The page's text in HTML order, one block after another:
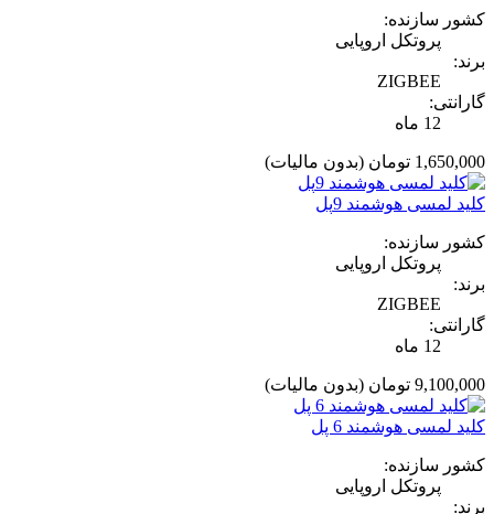
کشور سازنده:
پروتکل اروپایی
برند:
ZIGBEE
گارانتی:
12 ماه
1,650,000 تومان (بدون مالیات)
کلید لمسی هوشمند 9پل
کشور سازنده:
پروتکل اروپایی
برند:
ZIGBEE
گارانتی:
12 ماه
9,100,000 تومان (بدون مالیات)
کلید لمسی هوشمند 6 پل
کشور سازنده:
پروتکل اروپایی
برند: